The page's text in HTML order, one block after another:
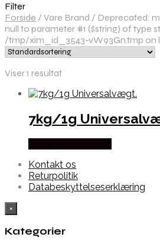
Filter
Forside / Vare Brand / Deprecated:
null to parameter #1 ($string) of type
/tmp/xim_id_3543-vW93Gn.tmp on
Viser 1 resultat
7kg/1g
Kontakt os
Returpolitik
Databeskyttelseserklæring
×
Kategorier